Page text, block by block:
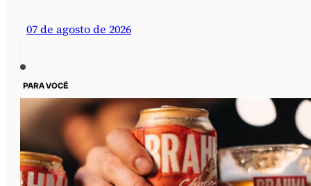
07 de agosto de 2026
PARA VOCÊ